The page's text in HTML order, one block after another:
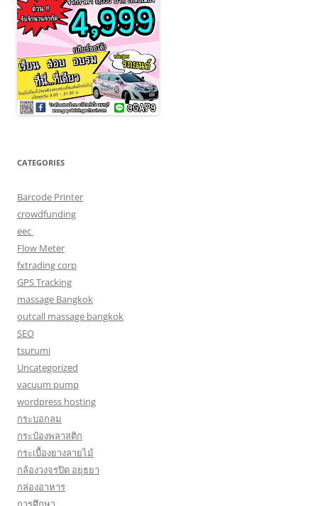
CATEGORIES
Barcode Printer
crowdfunding
eec
Flow Meter
fxtrading corp
GPS Tracking
massage Bangkok
outcall massage bangkok
SEO
tsurumi
Uncategorized
vacuum pump
wordpress hosting
กระบอกลม
กระป๋องพลาสติก
กระเบื้องยางลายไม้
กล้องวงจรปิด อยุธยา
กล่องอาหาร